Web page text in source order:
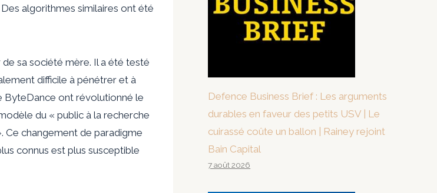
algorithmes similaires ont été
sa société mère. Il a été testé
difficile à pénétrer et à
ByteDance ont révolutionné le
du « public à la recherche
Ce changement de paradigme
connus est plus susceptible
Defence Business Brief : Les arguments
durables en faveur des petits USV | Le
cuirassé coûte un ballon | Rainey rejoint
Bain Capital
7 août 2026